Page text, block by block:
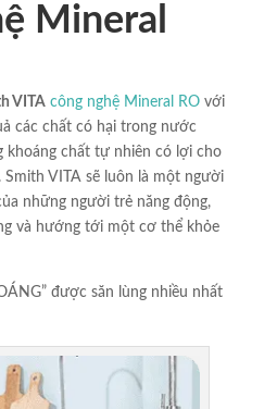
Mineral
VITA công nghệ Mineral ROvới
các chất có hại trong nước
chất tự nhiên có lợi cho
Smith VITA sẽ luôn là một người
những người trẻ năng động,
và hướng tới một cơ thể khỏe
được săn lùng nhiều nhất